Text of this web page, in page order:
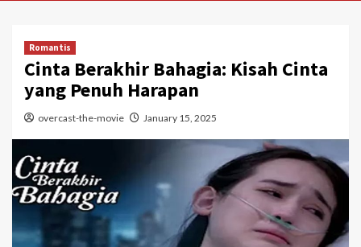
Romantis
Cinta Berakhir Bahagia: Kisah Cinta
yang Penuh Harapan
overcast-the-movie January 15, 2025